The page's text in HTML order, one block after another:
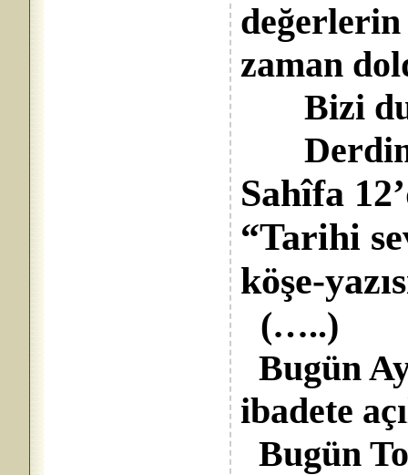
değerlerin
zaman
Bizi
Sahîfa
“Tarihi
köşe-
(…..)
Bugün
ibadete
Bugün